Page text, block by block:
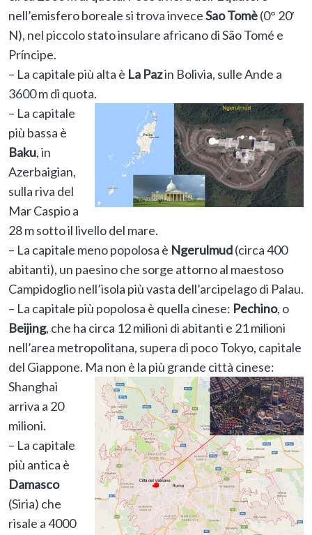
nell’emisfero boreale si trova inveceSao Tomè(0° 20′
N), nel piccolo stato insulare africano di São Tomé e
Príncipe.
– La capitale più alta è La Pazin Bolivia, sulle Ande a
3600 m di quota.
– La capitale
più bassa è
Baku, in
Azerbaigian,
sulla riva del
Mar Caspio a
28 m sotto il livello del mare.
– La capitale meno popolosa è Ngerulmud(circa 400
abitanti), un paesino che sorge attorno al maestoso
Campidoglio nell’isola più vasta dell’arcipelago di Palau.
– La capitale più popolosa è quella cinese: Pechino, o
Beijing, che ha circa 12 milioni di abitanti e 21 milioni
nell’area metropolitana, supera di poco Tokyo, capitale
del Giappone. Ma non è la più grande città cinese:
Shanghai
arriva a 20
milioni.
– La capitale
più antica è
Damasco
(Siria) che
risale a 4000